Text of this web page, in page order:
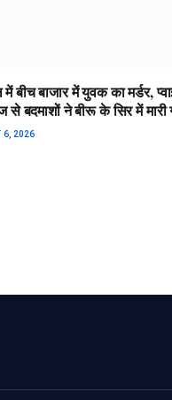
बीच बाजार में युवक का मर्डर,
से बदमाशों ने बीरू के सिर में मारी
6, 2026